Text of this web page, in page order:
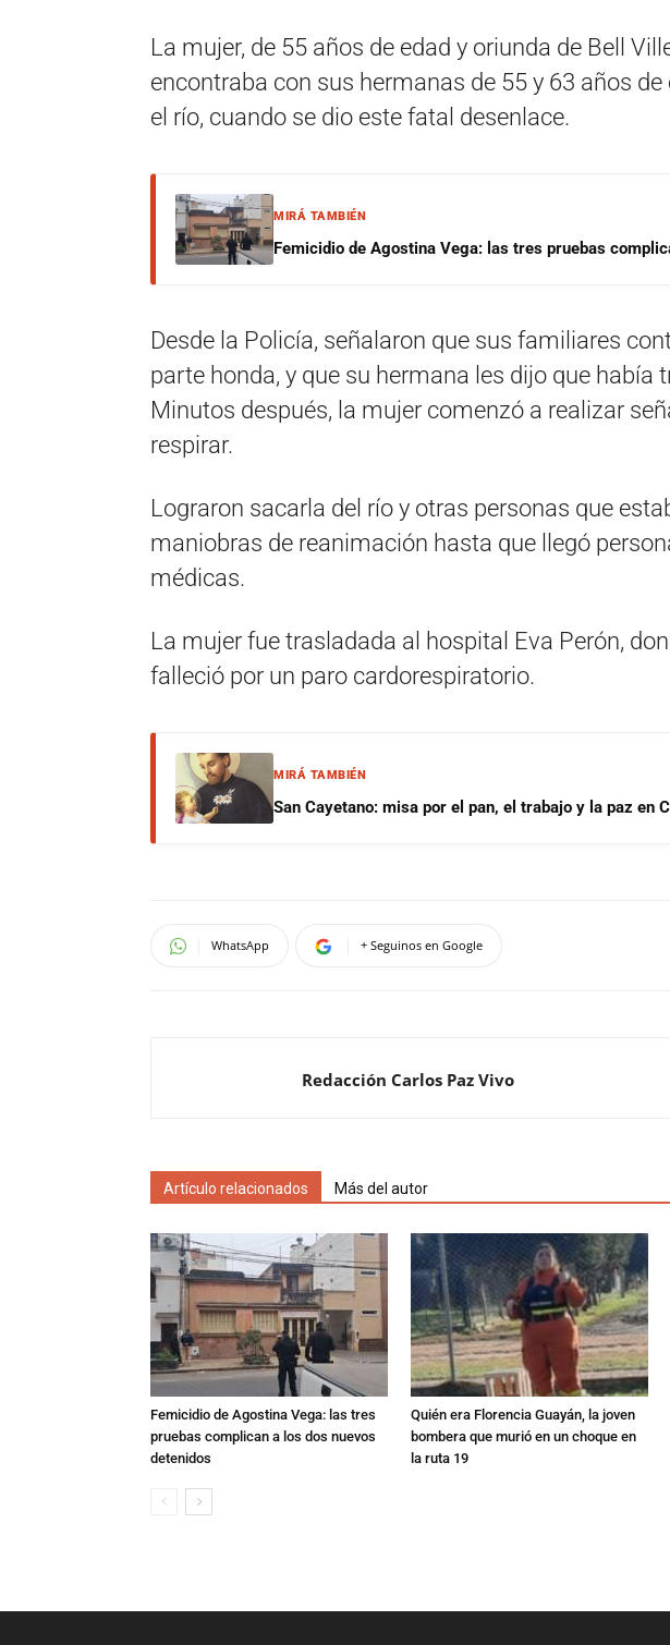
La mujer, de 55 años de edad y oriunda de Bell
encontraba con sus hermanas de 55 y 63 años
el río, cuando se dio este fatal desenlace.
MIRÁ TAMBIÉN
Femicidio de Agostina Vega: las tres pruebas
Desde la Policía, señalaron que sus familiares
parte honda, y que su hermana les dijo que había
Minutos después, la mujer comenzó a realizar
respirar.
Lograron sacarla del río y otras personas que
maniobras de reanimación hasta que llegó
médicas.
La mujer fue trasladada al hospital Eva Perón,
falleció por un paro cardorespiratorio.
MIRÁ TAMBIÉN
San Cayetano: misa por el pan, el trabajo y la paz en
WhatsApp + Seguinos en Google
Redacción Carlos Paz Vivo
Artículo relacionados Más del autor
Femicidio de Agostina Vega: las tres
pruebas complican a los dos nuevos
detenidos
Quién era Florencia Guayán, la joven
bombera que murió en un choque en
la ruta 19